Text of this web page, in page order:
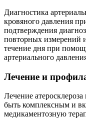
Диагностика
кровяного давления
подтверждения
повторных измерений
течение дня при
артериального
Лечение и
Лечение
быть комплексным и
медикаментозную